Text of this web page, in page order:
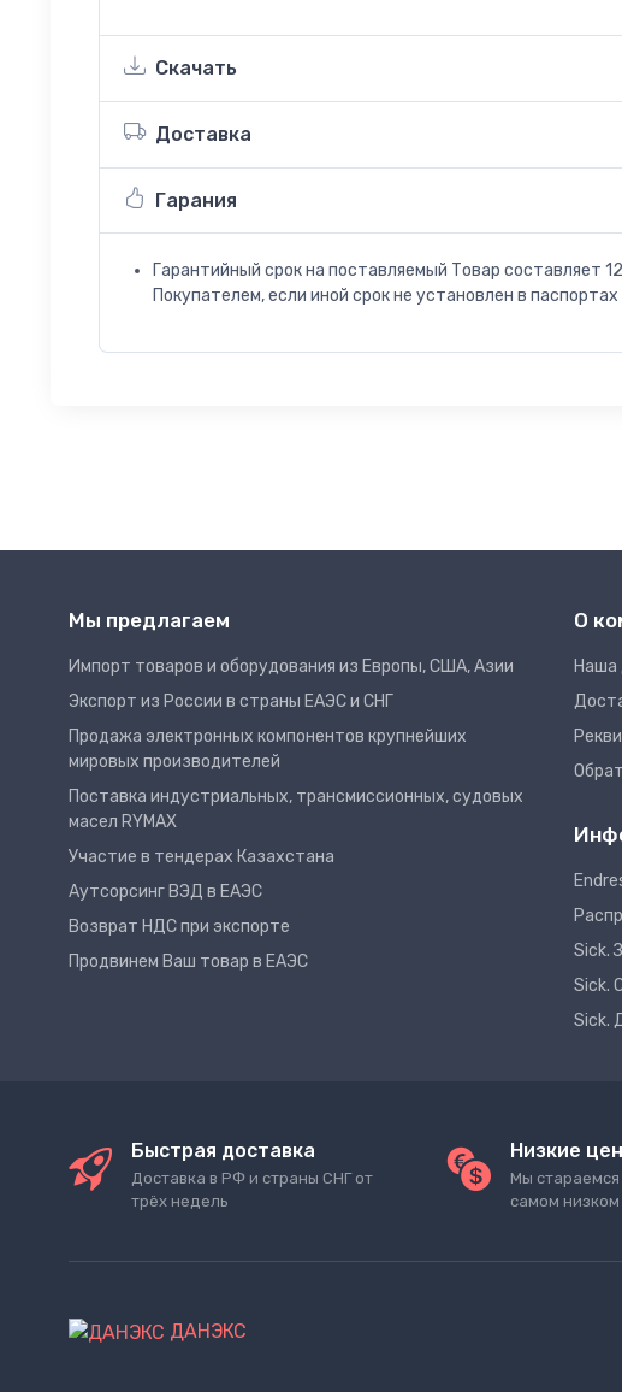
Скачать
Доставка
Гарания
Гарантийный срок на поставляемый Товар составляет
Покупателем, если иной срок не установлен в
Мы предлагаем
Импорт товаров и оборудования из Европы, США, Азии
Экспорт из России в страны ЕАЭС и СНГ
Продажа электронных компонентов крупнейших
мировых производителей
Поставка индустриальных, трансмиссионных, судовых
масел RYMAX
Участие в тендерах Казахстана
Аутсорсинг ВЭД в ЕАЭС
Возврат НДС при экспорте
Продвинем Ваш товар в ЕАЭС
О
Наша
Sick.
Sick.
Sick.
Быстрая доставка
Доставка в РФ и страны СНГ от
трёх недель
Низкие
Мы
самом низком
ДАНЭКС